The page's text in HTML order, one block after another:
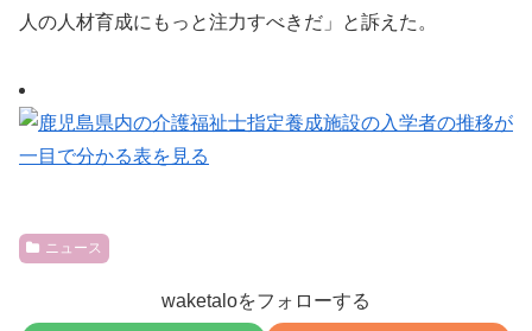
人の人材育成にもっと注力すべきだ」と訴えた。
ニュース
waketaloをフォローする